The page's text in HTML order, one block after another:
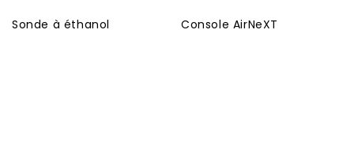
Sonde à éthanol Console AirNeXT